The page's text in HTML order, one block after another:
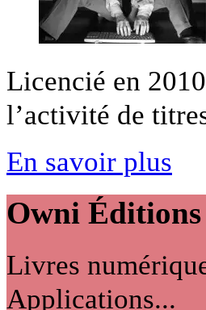
Licencié en
l’activité de
En savoir plus
Owni Éditions
Livres
Applications...